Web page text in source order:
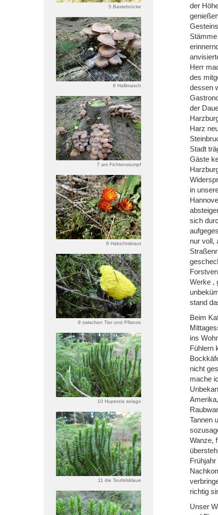
5 Bastebrücke
6 Hallimasch
7 am Fichtenstumpf
8 Habichtskraut
9 zwischen Tier und Pflanze
10 Huperzia selago
11 die Teufelsklaue
der
Herr
des
dessen
der
Harz
Stadt
Gäste
in
sich
nur voll,
Werke ,
stand
Beim
ins
Fühlern
nicht
mache
Tannen
Wanze,
richtig
Unser